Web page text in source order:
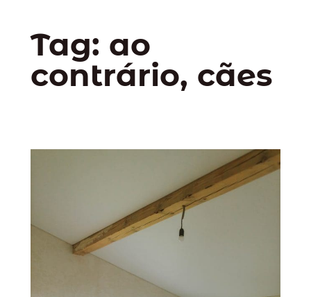
Tag: ao
contrário, cães